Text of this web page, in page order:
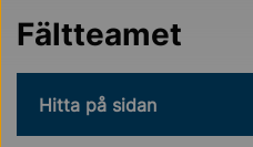
Fältteamet
Hitta på sidan